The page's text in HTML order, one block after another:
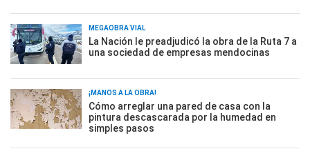
MEGAOBRA VIAL
La Nación le preadjudicó la obra de la Ruta 7 a
una sociedad de empresas mendocinas
¡MANOS A LA OBRA!
Cómo arreglar una pared de casa con la
pintura descascarada por la humedad en
simples pasos